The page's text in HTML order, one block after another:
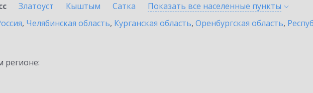
Златоуст Кыштым Сатка Показать все населенные пункты
, Челябинская область, Курганская область, Оренбургская область,
регионе: